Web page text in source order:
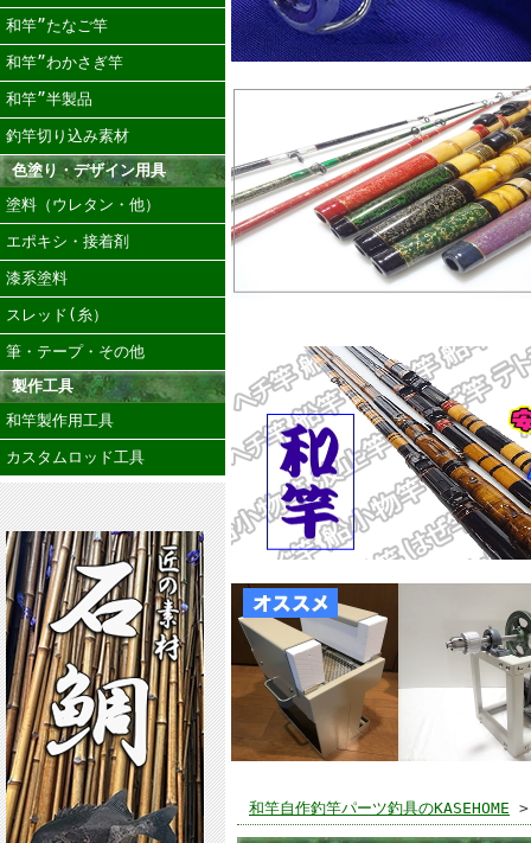
和竿”たなご竿
和竿”わかさぎ竿
和竿”半製品
釣竿切り込み素材
色塗り・デザイン用具
塗料（ウレタン・他）
エポキシ・接着剤
漆系塗料
スレッド(糸）
筆・テープ・その他
製作工具
和竿製作用工具
カスタムロッド工具
和竿自作釣竿パーツ釣具のKASEHOME